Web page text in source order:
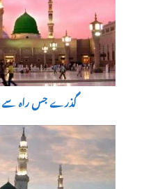
گذرے جس راہ سے وہ